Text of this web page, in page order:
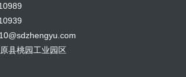
县桃园工业园区